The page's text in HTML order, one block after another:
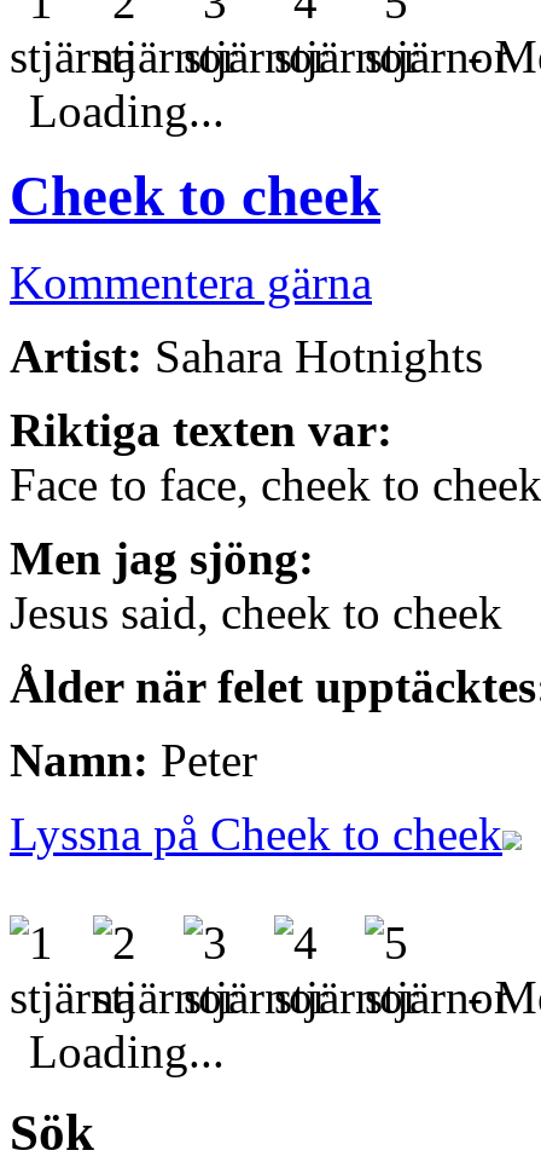
-
Loading...
Cheek to cheek
Kommentera gärna
Artist: Sahara Hotnights
Riktiga texten var:
Face to face, cheek to cheek
Men jag sjöng:
Jesus said, cheek to cheek
Ålder när felet
Namn: Peter
Lyssna på Cheek to cheek
-
Loading...
Sök